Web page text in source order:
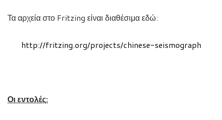
Τα αρχεία στο Fritzing είναι διαθέσιμα εδώ:
http://fritzing.org/projects/chinese-seismograph
Οι εντολές: